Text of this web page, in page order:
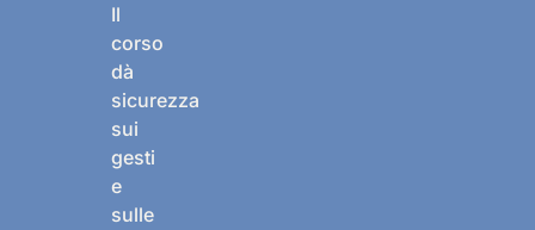
Il
corso
dà
sicurezza
sui
gesti
e
sulle